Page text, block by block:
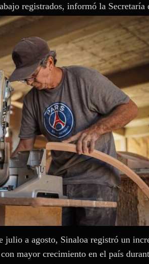
registrados, informó la
julio a agosto, Sinaloa registró un
mayor crecimiento en el país